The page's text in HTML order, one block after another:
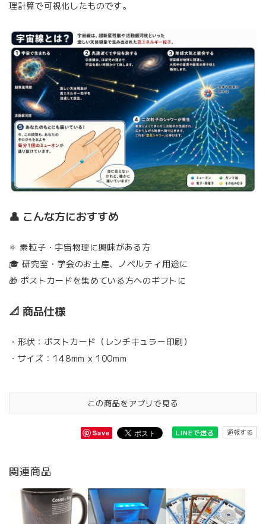
理計算で可視化したものです。
👤 こんな方におすすめ
⚛️ 素粒子・宇宙物理に興味がある方
🎓 研究室・学会のお土産、ノベルティ用途に
🎁 ポストカードを集めている方へのギフトに
📐 商品仕様
・形状：ポストカード（レンチキュラー印刷）
・サイズ：148mm x 100mm
この商品をアプリで見る
Save LINEで送る 通報する
関連商品